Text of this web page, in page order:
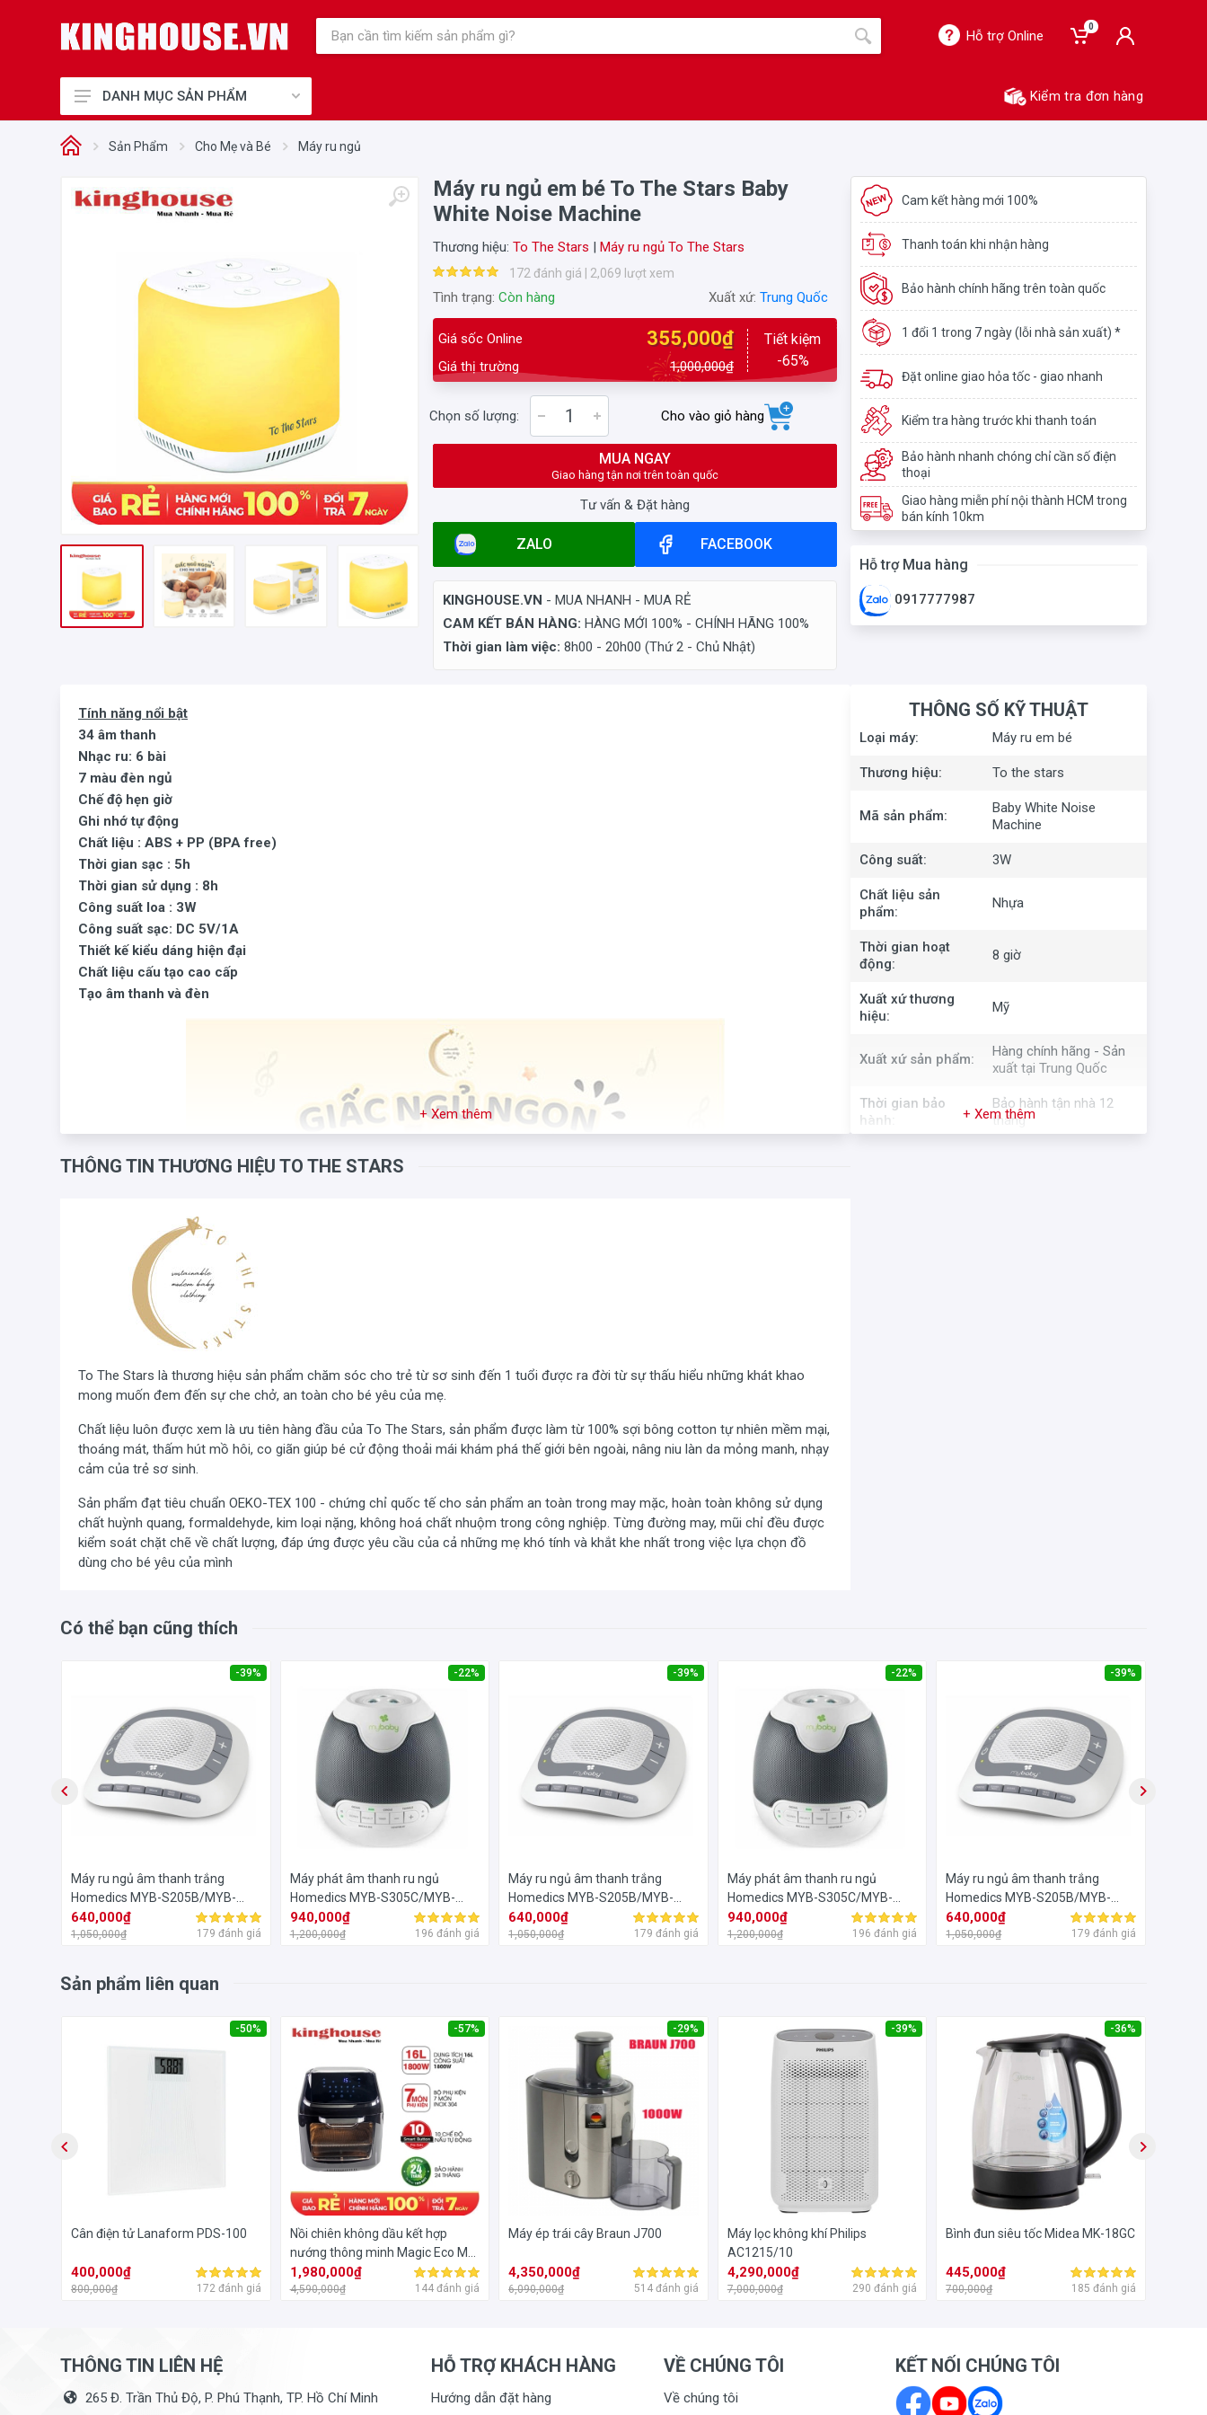
Hỗ trợ Online
0
Cho Mẹ và Bé
Sức Khỏe và Làm Đẹp
Nhà cửa - Đời sống
Phụ kiện tủ bếp, Khóa điện tử
DANH MỤC SẢN PHẨM Kiểm tra đơn hàng
Sản Phẩm Cho Mẹ và Bé Máy ru ngủ
Máy ru ngủ em bé To The Stars Baby
White Noise Machine
Thương hiệu: To The Stars | Máy ru ngủ To The Stars
172 đánh giá | 2,069 lượt xem
Tình trạng: Còn hàng Xuất xứ: Trung Quốc
Giá sốc Online 355,000₫
Giá thị trường 1,000,000₫
Tiết kiệm
-65%
Chọn số lượng: Cho vào giỏ hàng
MUA NGAY
Giao hàng tận nơi trên toàn quốc
Tư vấn & Đặt hàng
ZALO FACEBOOK
KINGHOUSE.VN - MUA NHANH - MUA RẺ
CAM KẾT BÁN HÀNG: HÀNG MỚI 100% - CHÍNH HÃNG 100%
Thời gian làm việc: 8h00 - 20h00 (Thứ 2 - Chủ Nhật)
Cam kết hàng mới 100%
Thanh toán khi nhận hàng
Bảo hành chính hãng trên toàn quốc
1 đổi 1 trong 7 ngày (lỗi nhà sản xuất) *
Đặt online giao hỏa tốc - giao nhanh
Kiểm tra hàng trước khi thanh toán
Bảo hành nhanh chóng chỉ cần số điện
thoại
Giao hàng miễn phí nội thành HCM trong
bán kính 10km
Hỗ trợ Mua hàng
0917777987
Tính năng nổi bật
34 âm thanh
Nhạc ru: 6 bài
7 màu đèn ngủ
Chế độ hẹn giờ
Ghi nhớ tự động
Chất liệu : ABS + PP (BPA free)
Thời gian sạc : 5h
Thời gian sử dụng : 8h
Công suất loa : 3W
Công suất sạc: DC 5V/1A
Thiết kế kiểu dáng hiện đại
Chất liệu cấu tạo cao cấp
Tạo âm thanh và đèn
âm thanh giúp trẻ giảm stress
Baby White Noise Machineđang được ưa chuộng trên thị trường hiện nay giúp cho các mẹ
bỉm sữa thuận tiện hơn trong việc chăm sóc trẻ, với thiết kế nhỏ gọn thuận tiện mang đi khắp nơi du lịch hoặc bất cứ đâu
+ Xem thêm
THÔNG TIN THƯƠNG HIỆU TO THE STARS
To The Stars là thương hiệu sản phẩm chăm sóc cho trẻ từ sơ sinh đến 1 tuổi được ra đời từ sự thấu hiểu những khát khao
mong muốn đem đến sự che chở, an toàn cho bé yêu của mẹ.
Chất liệu luôn được xem là ưu tiên hàng đầu của To The Stars, sản phẩm được làm từ 100% sợi bông cotton tự nhiên mềm mại,
thoáng mát, thấm hút mồ hôi, co giãn giúp bé cử động thoải mái khám phá thế giới bên ngoài, nâng niu làn da mỏng manh, nhạy
cảm của trẻ sơ sinh.
Sản phẩm đạt tiêu chuẩn OEKO-TEX 100 - chứng chỉ quốc tế cho sản phẩm an toàn trong may mặc, hoàn toàn không sử dụng
chất huỳnh quang, formaldehyde, kim loại nặng, không hoá chất nhuộm trong công nghiệp. Từng đường may, mũi chỉ đều được
kiểm soát chặt chẽ về chất lượng, đáp ứng được yêu cầu của cả những mẹ khó tính và khắt khe nhất trong việc lựa chọn đồ
dùng cho bé yêu của mình
THÔNG SỐ KỸ THUẬT
Loại máy: Máy ru em bé
Thương hiệu: To the stars
Mã sản phẩm:
Baby White Noise
Machine
Công suất: 3W
Chất liệu sản
phẩm:
Nhựa
Thời gian hoạt
động:
8 giờ
Xuất xứ thương
hiệu:
Mỹ
Xuất xứ sản phẩm:
Hàng chính hãng - Sản
xuất tại Trung Quốc
Thời gian bảo
hành:
Bảo hành tận nhà 12
tháng
+ Xem thêm
Có thể bạn cũng thích
-39%
Máy ru ngủ âm thanh trắng
Homedics MYB-S205B/MYB-
S205
640,000₫
1,050,000₫ 179 đánh giá
-22%
Máy phát âm thanh ru ngủ
Homedics MYB-S305C/MYB-
S305
940,000₫
1,200,000₫ 196 đánh giá
-39%
Máy ru ngủ âm thanh trắng
Homedics MYB-S205B/MYB-
S205
640,000₫
1,050,000₫ 179 đánh giá
-22%
Máy phát âm thanh ru ngủ
Homedics MYB-S305C/MYB-
S305
940,000₫
1,200,000₫ 196 đánh giá
-39%
Máy ru ngủ âm thanh trắng
Homedics MYB-S205B/MYB-
S205
640,000₫
1,050,000₫ 179 đánh giá
Sản phẩm liên quan
-50%
Cân điện tử Lanaform PDS-100
400,000₫
800,000₫ 172 đánh giá
-57%
Nồi chiên không dầu kết hợp
nướng thông minh Magic Eco M-
16
1,980,000₫
4,590,000₫ 144 đánh giá
-29%
Máy ép trái cây Braun J700
4,350,000₫
6,090,000₫ 514 đánh giá
-39%
Máy lọc không khí Philips
AC1215/10
4,290,000₫
7,000,000₫ 290 đánh giá
-36%
Bình đun siêu tốc Midea MK-18GC
445,000₫
700,000₫ 185 đánh giá
THÔNG TIN LIÊN HỆ
265 Đ. Trần Thủ Độ, P. Phú Thạnh, TP. Hồ Chí Minh
HỖ TRỢ KHÁCH HÀNG
Hướng dẫn đặt hàng
VỀ CHÚNG TÔI
Về chúng tôi
KẾT NỐI CHÚNG TÔI